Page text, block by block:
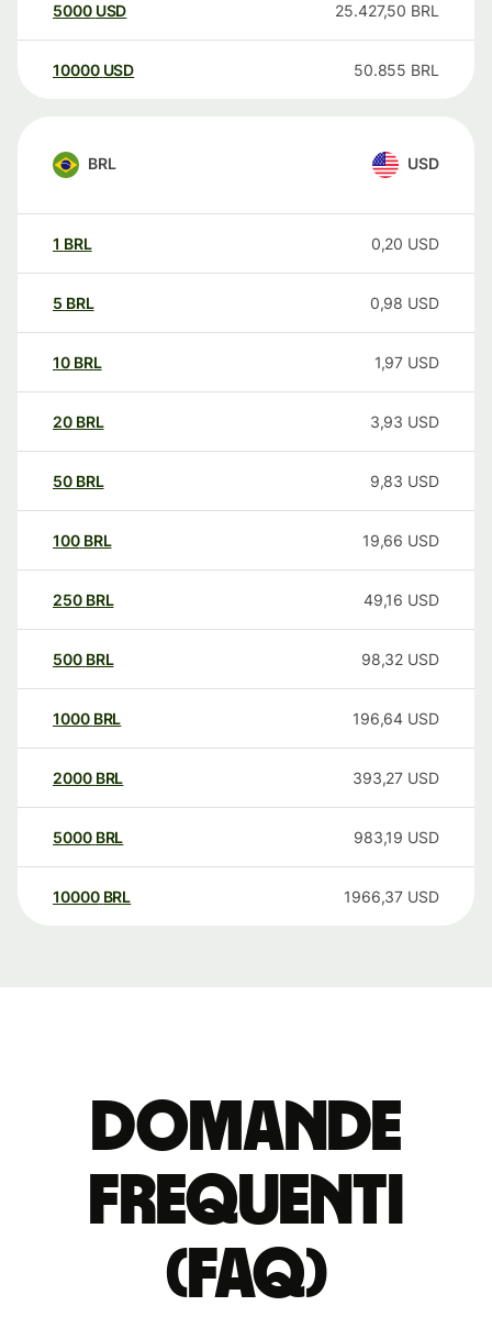
5000 USD 25.427,50 BRL
10000 USD 50.855 BRL
BRL USD
1 BRL 0,20 USD
5 BRL 0,98 USD
10 BRL 1,97 USD
20 BRL 3,93 USD
50 BRL 9,83 USD
100 BRL 19,66 USD
250 BRL 49,16 USD
500 BRL 98,32 USD
1000 BRL 196,64 USD
2000 BRL 393,27 USD
5000 BRL 983,19 USD
10000 BRL 1966,37 USD
Domande
Frequenti
(FAQ)